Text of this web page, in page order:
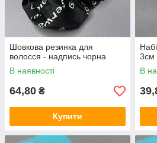
Шовкова резинка для
волосся - надпись чорна
В наявності
64,80 ₴
Купити
3см
В